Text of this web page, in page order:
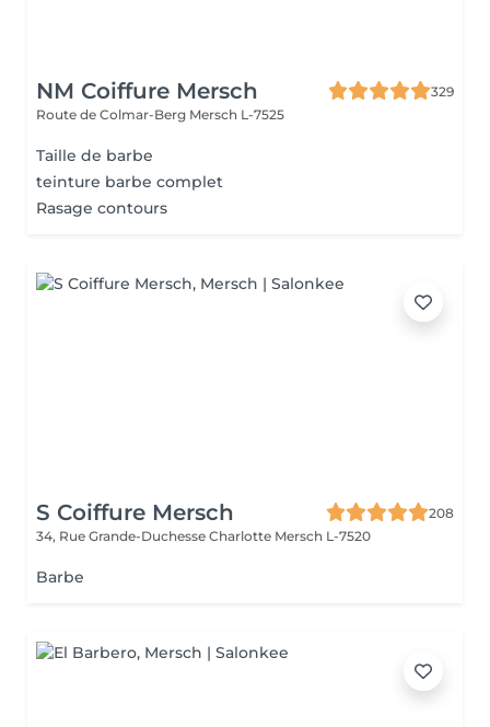
NM Coiffure Mersch
329
Route de Colmar-Berg Mersch L-7525
Taille de barbe
teinture barbe complet
Rasage contours
S Coiffure Mersch
208
34, Rue Grande-Duchesse Charlotte Mersch L-7520
Barbe